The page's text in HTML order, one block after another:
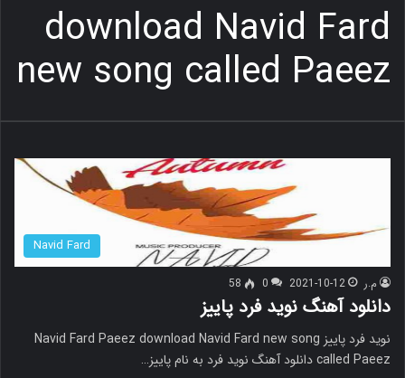
ب
ر
ی
download Navid Fard
new song called Paeez
Navid Fard
م.ر 2021-10-12
0
58
دانلود آهنگ نوید فرد پاییز
نوید فرد پاییز Navid Fard Paeez download Navid Fard new song
called Paeez دانلود آهنگ نوید فرد به نام پاییز…